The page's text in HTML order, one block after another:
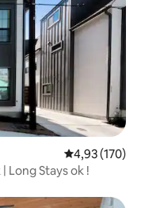
Évaluation
4,93 (170)
Long Stays ok !